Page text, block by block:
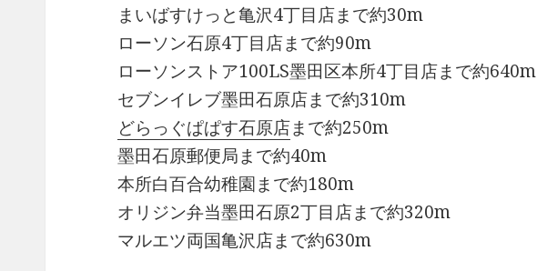
まいばすけっと亀沢4丁目店まで約30m
ローソン石原4丁目店まで約90m
ローソンストア100LS墨田区本所4丁目店まで約640m
セブンイレブ墨田石原店まで約310m
どらっぐぱぱす石原店まで約250m
墨田石原郵便局まで約40m
本所白百合幼稚園まで約180m
オリジン弁当墨田石原2丁目店まで約320m
マルエツ両国亀沢店まで約630m